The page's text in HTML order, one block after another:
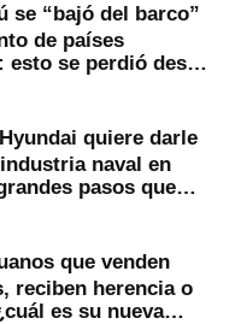
se “bajó del barco”
de países
esto se perdió desde
quiere darle
naval en
pasos que
que venden
reciben herencia o
es su nueva